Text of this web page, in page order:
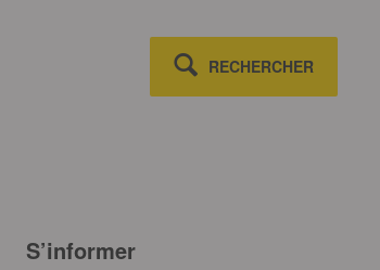
RECHERCHER
S’informer